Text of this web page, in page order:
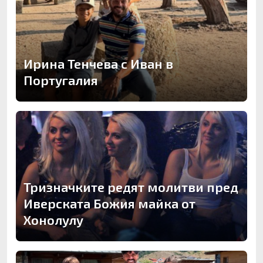
Ирина Тенчева с Иван в
Португалия
Тризначките редят молитви пред
Иверската Божия майка от
Хонолулу